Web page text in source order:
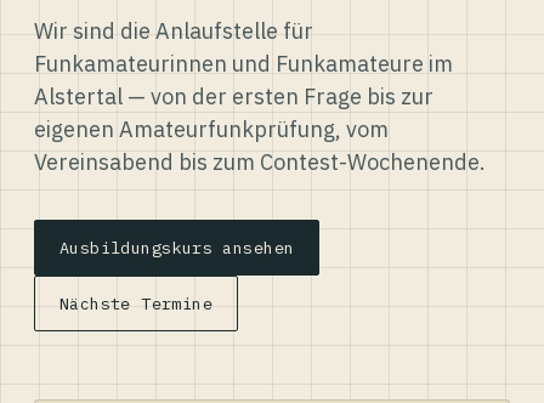
Wir sind die Anlaufstelle für
Funkamateurinnen und Funkamateure im
Alstertal — von der ersten Frage bis zur
eigenen Amateurfunkprüfung, vom
Vereinsabend bis zum Contest-Wochenende.
Ausbildungskurs ansehen
Nächste Termine